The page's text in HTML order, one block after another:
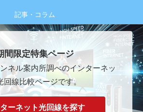
記事・コラム
間限定特集ページ
ネル案内所調べのインターネッ
回線比較ページです。
ーネット光回線を探す